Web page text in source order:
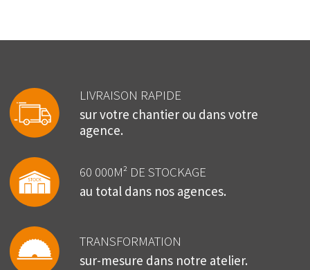
LIVRAISON RAPIDE
sur votre chantier ou dans votre
agence.
60 000M² DE STOCKAGE
au total dans nos agences.
TRANSFORMATION
sur-mesure dans notre atelier.